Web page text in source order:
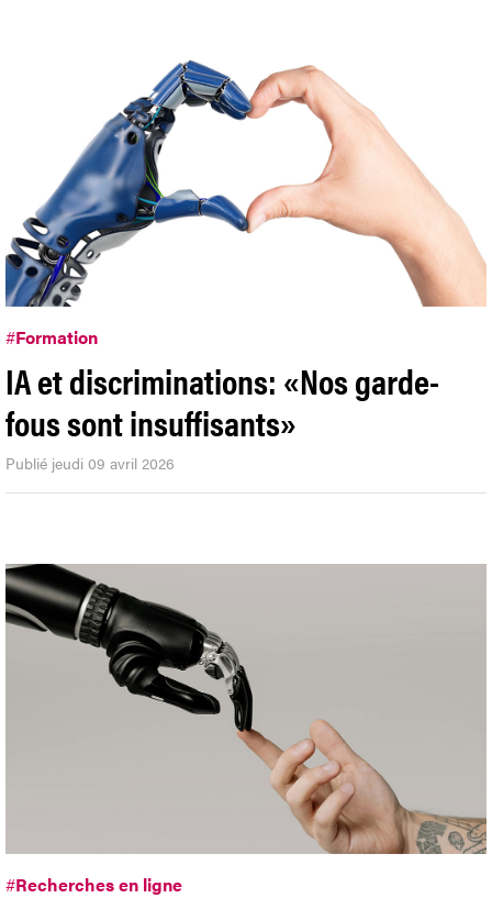
#Formation
IA et discriminations: «Nos garde-
fous sont insuffisants»
Publié jeudi 09 avril 2026
#Recherches en ligne